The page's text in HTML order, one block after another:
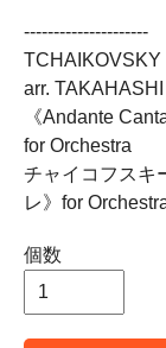
---------------------
TCHAIKOVSKY
arr.
《Andante
for Orchestra
チャイコフスキ
レ》for
個数